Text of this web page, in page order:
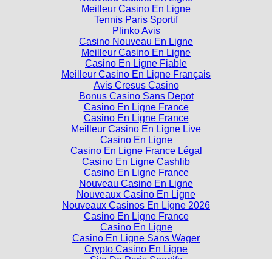
Meilleur Casino En Ligne
Tennis Paris Sportif
Plinko Avis
Casino Nouveau En Ligne
Meilleur Casino En Ligne
Casino En Ligne Fiable
Meilleur Casino En Ligne Français
Avis Cresus Casino
Bonus Casino Sans Depot
Casino En Ligne France
Casino En Ligne France
Meilleur Casino En Ligne Live
Casino En Ligne
Casino En Ligne France Légal
Casino En Ligne Cashlib
Casino En Ligne France
Nouveau Casino En Ligne
Nouveaux Casino En Ligne
Nouveaux Casinos En Ligne 2026
Casino En Ligne France
Casino En Ligne
Casino En Ligne Sans Wager
Crypto Casino En Ligne